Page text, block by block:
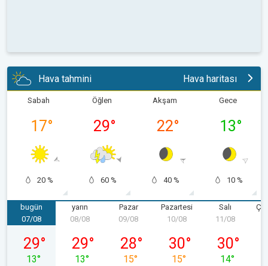
Hava tahmini Hava haritası
Sabah
17°
20 %
Öğlen
29°
60 %
Akşam
22°
40 %
Gece
13°
10 %
bugün
07/08 Cuma
07/08
29°
13°
yarın
08/08 Cumartesi
08/08
29°
13°
Pazar
09/08
28°
15°
Pazartesi
10/08 Pazartesi
10/08
30°
15°
Salı
11/08
30°
14°